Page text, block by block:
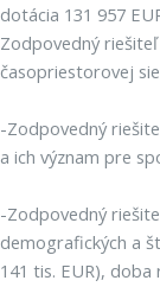
dotácia 131 957
Zodpovedný
časopriestorovej
-Zodpovedný
a ich význam pre
-Zodpovedný
demografických a
141 tis. EUR), doba